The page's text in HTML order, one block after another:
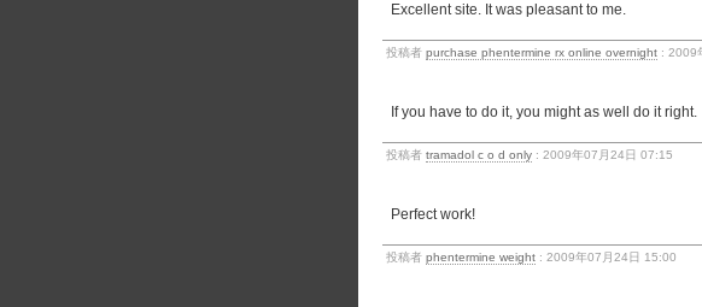
Excellent site. It was pleasant to me.
投稿者 purchase phentermine rx online overnight : 2009
If you have to do it, you might as well do it right.
投稿者 tramadol c o d only : 2009年07月24日 07:15
Perfect work!
投稿者 phentermine weight : 2009年07月24日 15:00